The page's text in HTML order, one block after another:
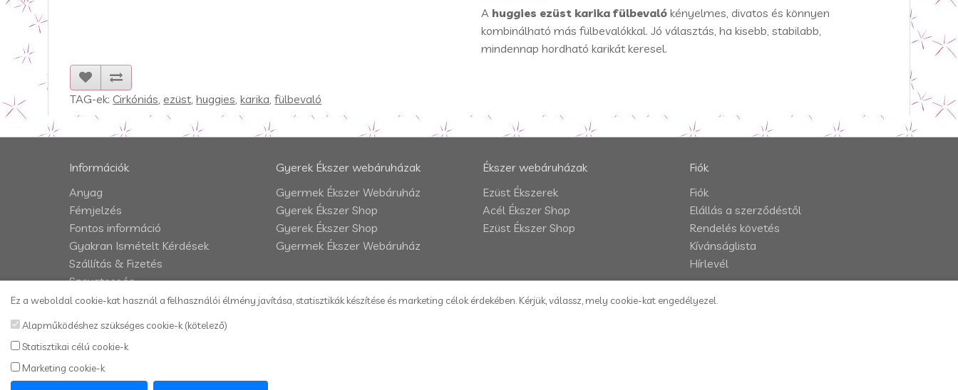
A huggies ezüst karika fülbevalókényelmes, divatos és könnyen
kombinálható más fülbevalókkal. Jó választás, ha kisebb, stabilabb,
mindennap hordható karikát keresel.
TAG-ek:Cirkóniás,ezüst,huggies,karika,fülbevaló
Információk
Anyag
Fémjelzés
Fontos információ
Gyakran Ismételt Kérdések
Szállítás & Fizetés
Szavatosság
Impresszum
Vásárlási és szállítási feltételek
Kapcsolat
Honlaptérkép
Gyerek Ékszer webáruházak
Gyermek Ékszer Webáruház
Gyerek Ékszer Shop
Gyerek Ékszer Shop
Gyermek Ékszer Webáruház
Ékszer webáruházak
Ezüst Ékszerek
Acél Ékszer Shop
Ezüst Ékszer Shop
Fiók
Fiók
Elállás a szerződéstől
Rendelés követés
Kívánságlista
Hírlevél
Ez a weboldal cookie-kat használ a felhasználói élmény javítása, statisztikák készítése és marketing célok érdekében. Kérjük, válassz, mely cookie-kat engedélyezel.
Alapműködéshez szükséges cookie-k (kötelező)
Statisztikai célú cookie-k
Marketing cookie-k